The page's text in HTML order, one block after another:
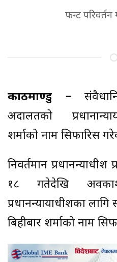
फन्ट परिवर्तन
काठमाण्डु –
अदालतको
शर्माको नाम सिफारिस
निवर्तमान
१८ गतेदेखि
प्रधानन्यायाधीशका
बिहीबार शर्माको नाम